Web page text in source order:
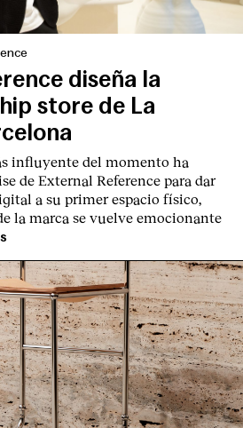
diseña la
store de La
influyente del momento ha
de External Reference para dar
a su primer espacio físico,
la marca se vuelve emocionante